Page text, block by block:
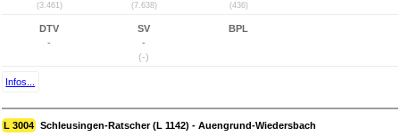
(3.461) (7.638) (436)
DTV
-
SV
-
(-)
BPL
Infos...
L 3004 Schleusingen-Ratscher (L 1142) - Auengrund-Wiedersbach